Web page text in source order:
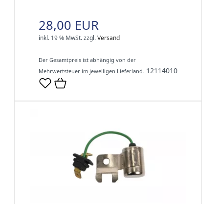
28,00 EUR
inkl. 19 % MwSt.zzgl.Versand
Der Gesamtpreis ist abhängig von der
Mehrwertsteuer im jeweiligen Lieferland. 12114010